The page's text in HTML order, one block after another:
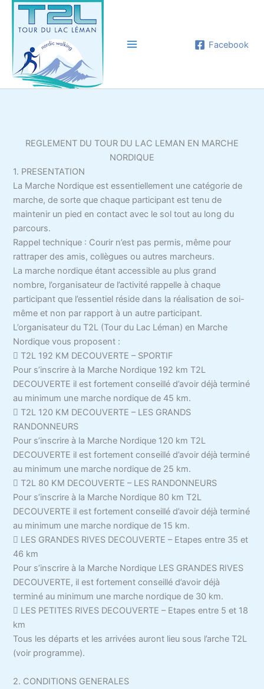
Aller
contenu
Facebook
REGLEMENT DU TOUR DU LAC LEMAN EN MARCHE
NORDIQUE
1. PRESENTATION
La Marche Nordique est essentiellement une catégorie de
marche, de sorte que chaque participant est tenu de
maintenir un pied en contact avec le sol tout au long du
parcours.
Rappel technique : Courir n’est pas permis, même pour
rattraper des amis, collègues ou autres marcheurs.
La marche nordique étant accessible au plus grand
nombre, l’organisateur de l’activité rappelle à chaque
participant que l’essentiel réside dans la réalisation de soi-
même et non par rapport à un autre participant.
L’organisateur du T2L (Tour du Lac Léman) en Marche
Nordique vous proposent :
 T2L 192 KM DECOUVERTE – SPORTIF
Pour s’inscrire à la Marche Nordique 192 km T2L
DECOUVERTE il est fortement conseillé d’avoir déjà terminé
au minimum une marche nordique de 45 km.
 T2L 120 KM DECOUVERTE – LES GRANDS
RANDONNEURS
Pour s’inscrire à la Marche Nordique 120 km T2L
DECOUVERTE il est fortement conseillé d’avoir déjà terminé
au minimum une marche nordique de 25 km.
 T2L 80 KM DECOUVERTE – LES RANDONNEURS
Pour s’inscrire à la Marche Nordique 80 km T2L
DECOUVERTE il est fortement conseillé d’avoir déjà terminé
au minimum une marche nordique de 15 km.
 LES GRANDES RIVES DECOUVERTE – Etapes entre 35 et
46 km
Pour s’inscrire à la Marche Nordique LES GRANDES RIVES
DECOUVERTE, il est fortement conseillé d’avoir déjà
terminé au minimum une marche nordique de 30 km.
 LES PETITES RIVES DECOUVERTE – Etapes entre 5 et 18
km
Tous les départs et les arrivées auront lieu sous l’arche T2L
(voir programme).
2. CONDITIONS GENERALES